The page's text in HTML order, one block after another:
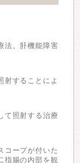
法。肝機能障害
射することによ
て照射する治療
コープが付いた
指腸の内部を観